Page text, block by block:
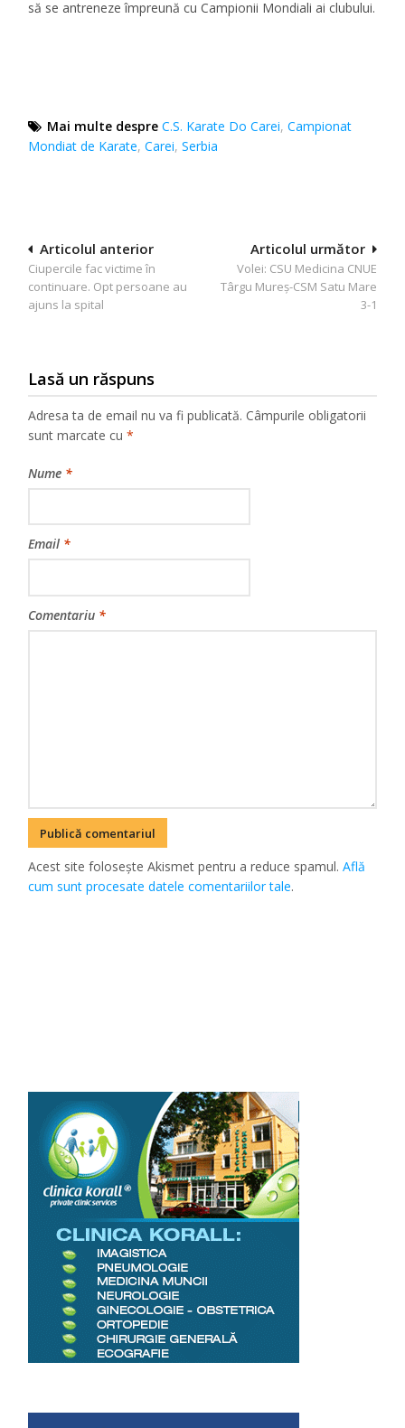
să se antreneze împreună cu Campionii Mondiali ai clubului.
Mai multe despre C.S. Karate Do Carei,Campionat
Mondiat de Karate,Carei,Serbia
Navigare
în
articole
Articolul următor
Volei: CSU Medicina CNUE
Târgu Mureș-CSM Satu Mare
3-1
Articolul anterior
Ciupercile fac victime în
continuare. Opt persoane au
ajuns la spital
Lasă un răspuns
Adresa ta de email nu va fi publicată. Câmpurile obligatorii
sunt marcate cu*
Nume *
Email *
Comentariu *
Acest site folosește Akismet pentru a reduce spamul.Află
cum sunt procesate datele comentariilor tale.